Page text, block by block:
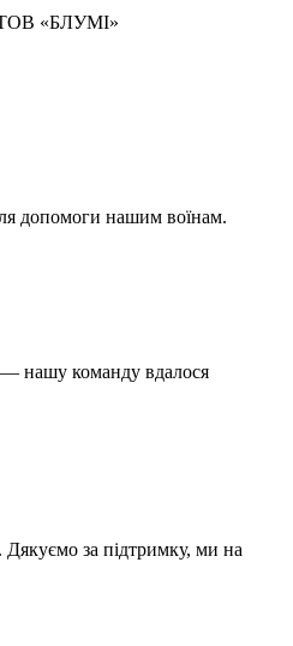
ТОВ «БЛУМІ»
допомоги нашим воїнам.
— нашу команду вдалося
за підтримку, ми на